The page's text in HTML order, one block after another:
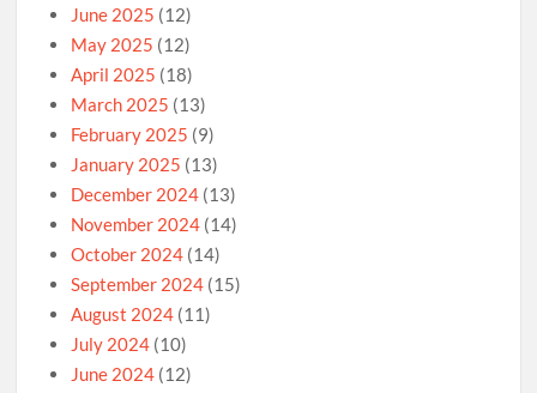
June 2025 (12)
May 2025 (12)
April 2025 (18)
March 2025 (13)
February 2025 (9)
January 2025 (13)
December 2024 (13)
November 2024 (14)
October 2024 (14)
September 2024 (15)
August 2024 (11)
July 2024 (10)
June 2024 (12)